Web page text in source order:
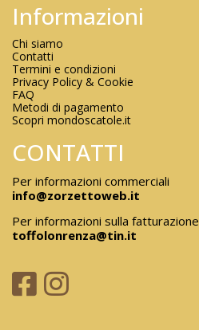
Informazioni
Chi siamo
Contatti
Termini e condizioni
Privacy Policy & Cookie
FAQ
Metodi di pagamento
Scopri mondoscatole.it
CONTATTI
Per informazioni commerciali
info@zorzettoweb.it
Per informazioni sulla fatturazione
toffolonrenza@tin.it